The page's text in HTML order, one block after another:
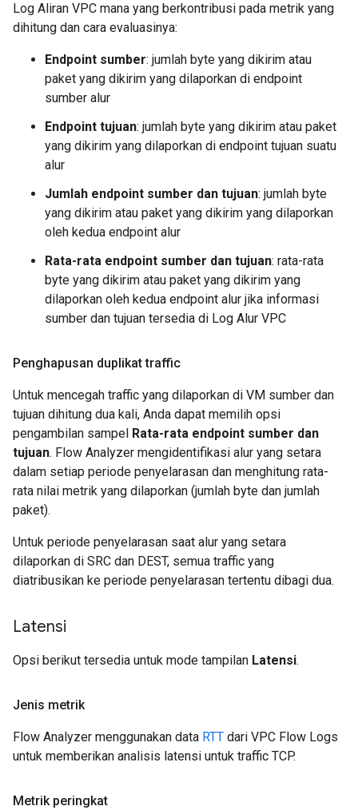
Log Aliran VPC mana yang berkontribusi pada metrik yang
dihitung dan cara evaluasinya:
Endpoint sumber: jumlah byte yang dikirim atau
paket yang dikirim yang dilaporkan di endpoint
sumber alur
Endpoint tujuan: jumlah byte yang dikirim atau paket
yang dikirim yang dilaporkan di endpoint tujuan suatu
alur
Jumlah endpoint sumber dan tujuan: jumlah byte
yang dikirim atau paket yang dikirim yang dilaporkan
oleh kedua endpoint alur
Rata-rata endpoint sumber dan tujuan: rata-rata
byte yang dikirim atau paket yang dikirim yang
dilaporkan oleh kedua endpoint alur jika informasi
sumber dan tujuan tersedia di Log Alur VPC
Penghapusan duplikat traffic
Untuk mencegah traffic yang dilaporkan di VM sumber dan
tujuan dihitung dua kali, Anda dapat memilih opsi
pengambilan sampel Rata-rata endpoint sumber dan
tujuan. Flow Analyzer mengidentifikasi alur yang setara
dalam setiap periode penyelarasan dan menghitung rata-
rata nilai metrik yang dilaporkan (jumlah byte dan jumlah
paket).
Untuk periode penyelarasan saat alur yang setara
dilaporkan di SRC dan DEST, semua traffic yang
diatribusikan ke periode penyelarasan tertentu dibagi dua.
Latensi
Opsi berikut tersedia untuk mode tampilan Latensi.
Jenis metrik
Flow Analyzer menggunakan data RTT dari VPC Flow Logs
untuk memberikan analisis latensi untuk traffic TCP.
Metrik peringkat